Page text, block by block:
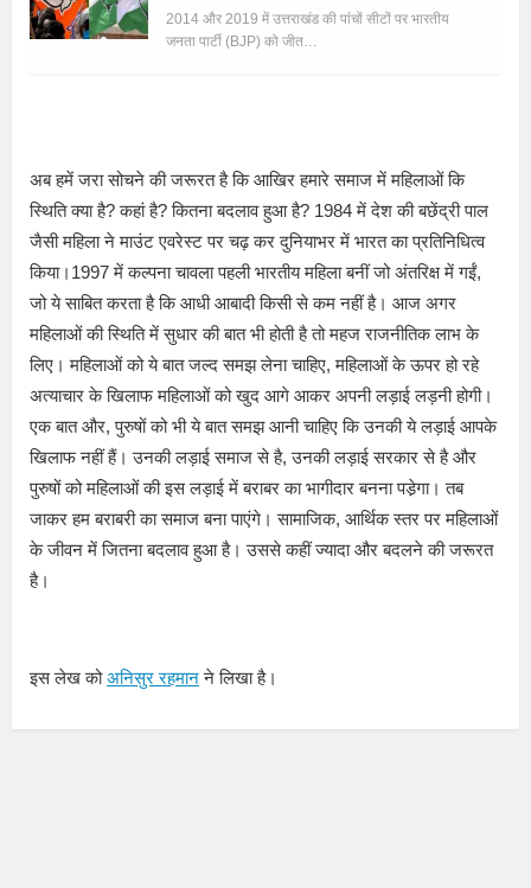
2014 और 2019 में उत्तराखंड की पांचों सीटों पर भारतीय
जनता पार्टी (BJP) को जीत…
अब हमें जरा सोचने की जरूरत है कि आखिर हमारे समाज में महिलाओं कि
स्थिति क्या है? कहां है? कितना बदलाव हुआ है? 1984 में देश की बछेंद्री पाल
जैसी महिला ने माउंट एवरेस्ट पर चढ़ कर दुनियाभर में भारत का प्रतिनिधित्व
किया।1997 में कल्पना चावला पहली भारतीय महिला बनीं जो अंतरिक्ष में गईं,
जो ये साबित करता है कि आधी आबादी किसी से कम नहीं है। आज अगर
महिलाओं की स्थिति में सुधार की बात भी होती है तो महज राजनीतिक लाभ के
लिए। महिलाओं को ये बात जल्द समझ लेना चाहिए, महिलाओं के ऊपर हो रहे
अत्याचार के खिलाफ महिलाओं को खुद आगे आकर अपनी लड़ाई लड़नी होगी।
एक बात और, पुरुषों को भी ये बात समझ आनी चाहिए कि उनकी ये लड़ाई आपके
खिलाफ नहीं हैं। उनकी लड़ाई समाज से है, उनकी लड़ाई सरकार से है और
पुरुषों को महिलाओं की इस लड़ाई में बराबर का भागीदार बनना पडे़गा। तब
जाकर हम बराबरी का समाज बना पाएंगे। सामाजिक, आर्थिक स्तर पर महिलाओं
के जीवन में जितना बदलाव हुआ है। उससे कहीं ज्यादा और बदलने की जरूरत
है।
इस लेख कोअनिसुर रहमानने लिखा है।